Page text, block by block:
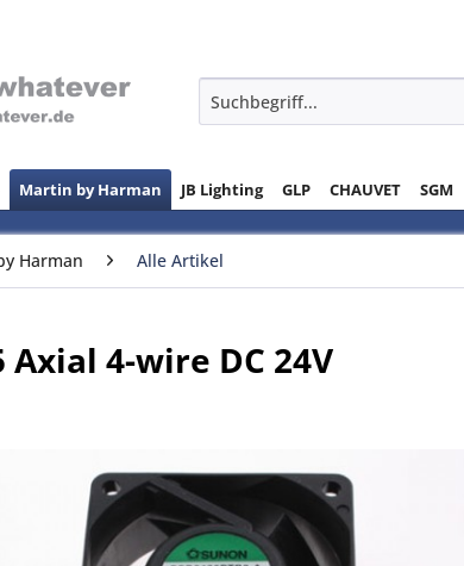
Martin by Harman JB Lighting GLP CHAUVET SGM
Harman Alle Artikel
Axial 4-wire DC 24V